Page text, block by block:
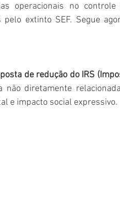
operacionais no
extinto SEF. Segue
de redução do IRS
não diretamente
e impacto social expressivo.